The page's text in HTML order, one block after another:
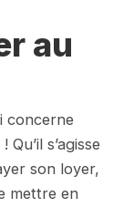
au
concerne
! Qu’il s’agisse
son loyer,
mettre en